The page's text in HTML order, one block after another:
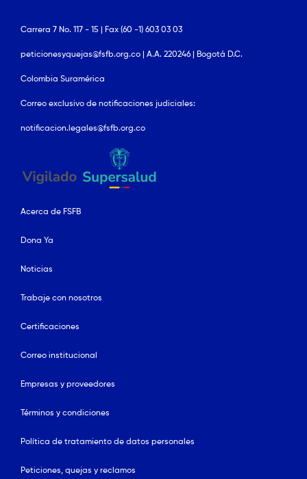
Carrera 7 No. 117 - 15 | Fax (60 -1) 603 03 03
peticionesyquejas@fsfb.org.co | A.A. 220246 | Bogotá D.C.
Colombia Suramérica
Correo exclusivo de notificaciones judiciales:
notificacion.legales@fsfb.org.co
Acerca de FSFB
Dona Ya
Noticias
Trabaje con nosotros
Certificaciones
Correo institucional
Empresas y proveedores
Términos y condiciones
Política de tratamiento de datos personales
Peticiones, quejas y reclamos